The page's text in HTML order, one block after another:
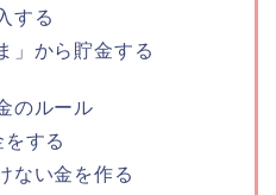
する
から貯金する
のルール
する
い金を作る